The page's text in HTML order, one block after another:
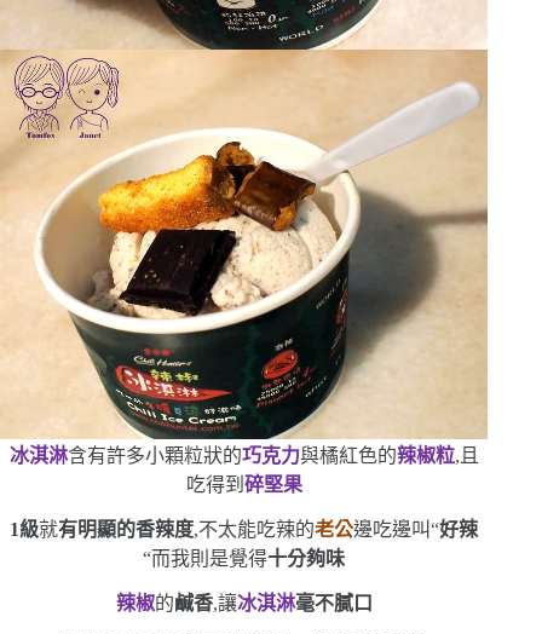
冰淇淋含有許多小顆粒狀的巧克力與橘紅色的辣椒粒,且
吃得到 碎堅果
1級就有明顯的香辣度,不太能吃辣的老公邊吃邊叫“好辣
“而我則是覺得十分夠味
辣椒的鹹香,讓冰淇淋毫不膩口